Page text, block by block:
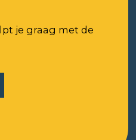
je graag met de